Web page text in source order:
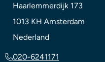
Haarlemmerdijk 173
1013 KH Amsterdam
Nederland
020-6241171